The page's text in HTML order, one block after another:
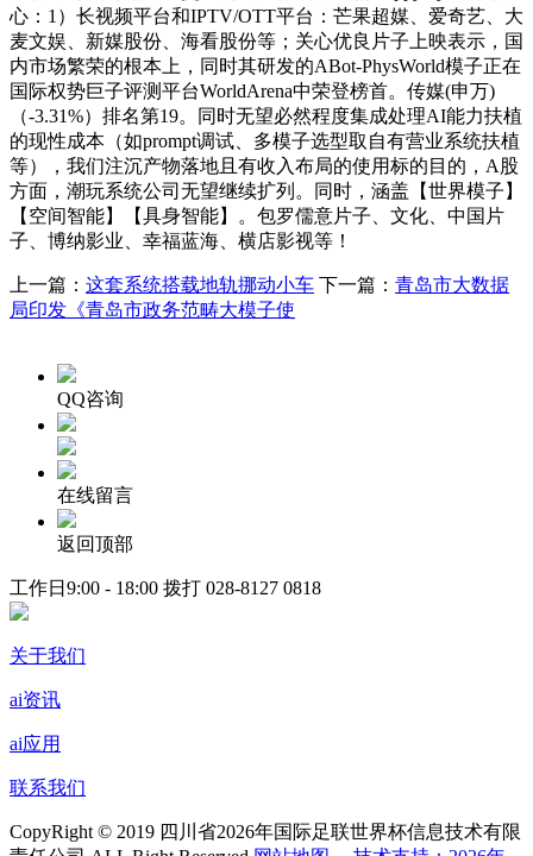
心：1）长视频平台和IPTV/OTT平台：芒果超媒、爱奇艺、大
麦文娱、新媒股份、海看股份等；关心优良片子上映表示，国
内市场繁荣的根本上，同时其研发的ABot-PhysWorld模子正在
国际权势巨子评测平台WorldArena中荣登榜首。传媒(申万)
（-3.31%）排名第19。同时无望必然程度集成处理AI能力扶植
的现性成本（如prompt调试、多模子选型取自有营业系统扶植
等），我们注沉产物落地且有收入布局的使用标的目的，A股
方面，潮玩系统公司无望继续扩列。同时，涵盖【世界模子】
【空间智能】【具身智能】。包罗儒意片子、文化、中国片
子、博纳影业、幸福蓝海、横店影视等！
上一篇： 这套系统搭载地轨挪动小车 下一篇： 青岛市大数据
局印发《青岛市政务范畴大模子使
QQ咨询
在线留言
返回顶部
工作日9:00 - 18:00 拨打 028-8127 0818
关于我们
ai资讯
ai应用
联系我们
CopyRight © 2019 四川省2026年国际足联世界杯信息技术有限